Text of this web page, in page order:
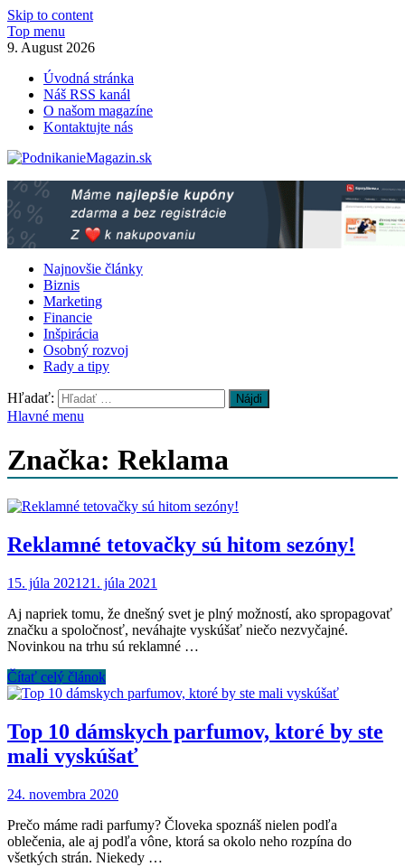
Skip to content
Top menu
9. August 2026
Úvodná stránka
Náš RSS kanál
O našom magazíne
Kontaktujte nás
PodnikanieMagazin.sk
Podnikanie magazín – praktické rady pre Váš biznis!
Najnovšie články
Biznis
Marketing
Financie
Inšpirácia
Osobný rozvoj
Rady a tipy
Hľadať:
Hlavné menu
Značka: Reklama
Reklamné tetovačky sú hitom sezóny!
15. júla 2021 21. júla 2021
Aj napriek tomu, že dnešný svet je plný možností, ako spropagovať
značku a spoločnosť, neváhajte vyskúšať niečo nezvyčajné.
Novinkou na trhu sú reklamné …
Čítať celý článok
Top 10 dámskych parfumov, ktoré by ste
mali vyskúšať
24. novembra 2020
Prečo máme radi parfumy? Človeka spoznáš nielen podľa
oblečenia, ale aj podľa vône, ktorá sa okolo neho rozpína do
všetkých strán. Niekedy …